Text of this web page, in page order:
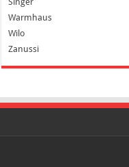
Warmhaus
Wilo
Zanussi